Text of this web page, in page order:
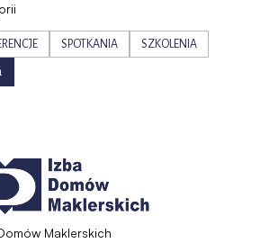
SPOTKANIA SZKOLENIA
Maklerskich